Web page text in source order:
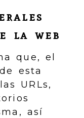
la web
que, el
esta
URLs,
así